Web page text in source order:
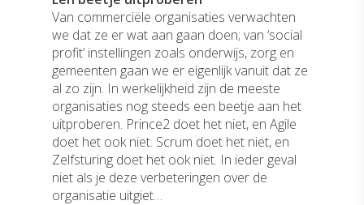
Van commerciële organisaties verwachten
we dat ze er wat aan gaan doen; van ‘social
profit’ instellingen zoals onderwijs, zorg en
gemeenten gaan we er eigenlijk vanuit dat ze
al zo zijn. In werkelijkheid zijn de meeste
organisaties nog steeds een beetje aan het
uitproberen. Prince2 doet het niet, en Agile
doet het ook niet. Scrum doet het niet, en
Zelfsturing doet het ook niet. In ieder geval
niet als je deze verbeteringen over de
organisatie uitgiet…